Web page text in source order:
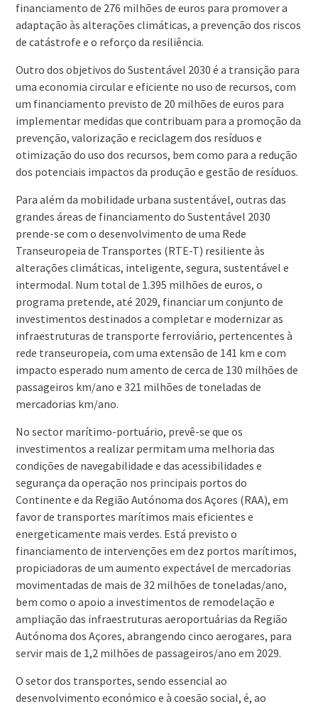
financiamento de 276 milhões de euros para promover a
adaptação às alterações climáticas, a prevenção dos riscos
de catástrofe e o reforço da resiliência.
Outro dos objetivos do Sustentável 2030 é a transição para
uma economia circular e eficiente no uso de recursos, com
um financiamento previsto de 20 milhões de euros para
implementar medidas que contribuam para a promoção da
prevenção, valorização e reciclagem dos resíduos e
otimização do uso dos recursos, bem como para a redução
dos potenciais impactos da produção e gestão de resíduos.
Para além da mobilidade urbana sustentável, outras das
grandes áreas de financiamento do Sustentável 2030
prende-se com o desenvolvimento de uma Rede
Transeuropeia de Transportes (RTE-T) resiliente às
alterações climáticas, inteligente, segura, sustentável e
intermodal. Num total de 1.395 milhões de euros, o
programa pretende, até 2029, financiar um conjunto de
investimentos destinados a completar e modernizar as
infraestruturas de transporte ferroviário, pertencentes à
rede transeuropeia, com uma extensão de 141 km e com
impacto esperado num amento de cerca de 130 milhões de
passageiros km/ano e 321 milhões de toneladas de
mercadorias km/ano.
No sector marítimo-portuário, prevê-se que os
investimentos a realizar permitam uma melhoria das
condições de navegabilidade e das acessibilidades e
segurança da operação nos principais portos do
Continente e da Região Autónoma dos Açores (RAA), em
favor de transportes marítimos mais eficientes e
energeticamente mais verdes. Está previsto o
financiamento de intervenções em dez portos marítimos,
propiciadoras de um aumento expectável de mercadorias
movimentadas de mais de 32 milhões de toneladas/ano,
bem como o apoio a investimentos de remodelação e
ampliação das infraestruturas aeroportuárias da Região
Autónoma dos Açores, abrangendo cinco aerogares, para
servir mais de 1,2 milhões de passageiros/ano em 2029.
O setor dos transportes, sendo essencial ao
desenvolvimento económico e à coesão social, é, ao